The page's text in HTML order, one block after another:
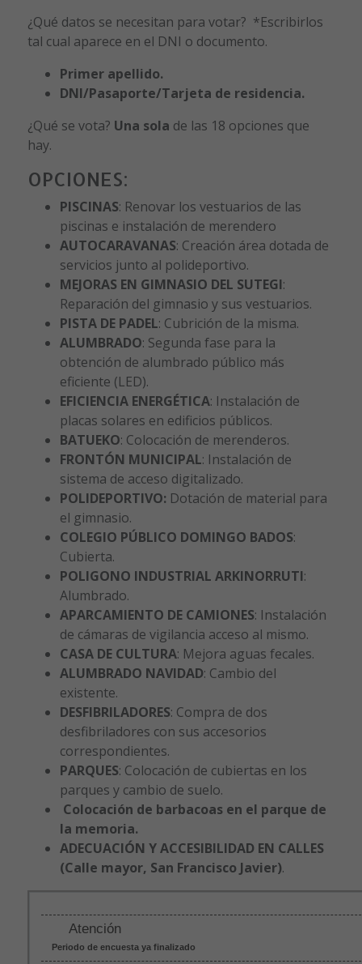
¿Qué datos se necesitan para votar? *Escribirlos
tal cual aparece en el DNI o documento.
Primer apellido.
DNI/Pasaporte/Tarjeta de residencia.
¿Qué se vota? Una sola de las 18 opciones que
hay.
OPCIONES:
PISCINAS: Renovar los vestuarios de las
piscinas e instalación de merendero
AUTOCARAVANAS: Creación área dotada de
servicios junto al polideportivo.
MEJORAS EN GIMNASIO DEL SUTEGI:
Reparación del gimnasio y sus vestuarios.
PISTA DE PADEL: Cubrición de la misma.
ALUMBRADO: Segunda fase para la
obtención de alumbrado público más
eficiente (LED).
EFICIENCIA ENERGÉTICA: Instalación de
placas solares en edificios públicos.
BATUEKO: Colocación de merenderos.
FRONTÓN MUNICIPAL: Instalación de
sistema de acceso digitalizado.
POLIDEPORTIVO: Dotación de material para
el gimnasio.
COLEGIO PÚBLICO DOMINGO BADOS:
Cubierta.
POLIGONO INDUSTRIAL ARKINORRUTI:
Alumbrado.
APARCAMIENTO DE CAMIONES: Instalación
de cámaras de vigilancia acceso al mismo.
CASA DE CULTURA: Mejora aguas fecales.
ALUMBRADO NAVIDAD: Cambio del
existente.
DESFIBRILADORES: Compra de dos
desfibriladores con sus accesorios
correspondientes.
PARQUES: Colocación de cubiertas en los
parques y cambio de suelo.
Colocación de barbacoas en el parque de
la memoria.
ADECUACIÓN Y ACCESIBILIDAD EN CALLES
(Calle mayor, San Francisco Javier).